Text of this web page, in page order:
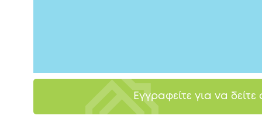
Εγγραφείτε για να